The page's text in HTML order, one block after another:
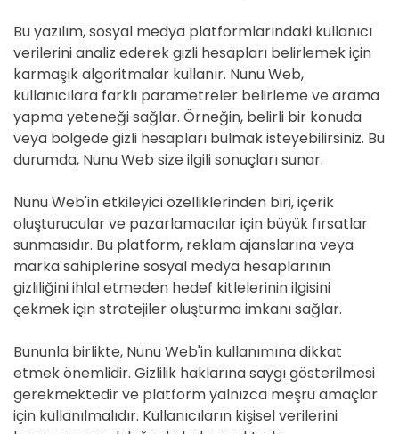
Bu yazılım, sosyal medya platformlarındaki kullanıcı
verilerini analiz ederek gizli hesapları belirlemek için
karmaşık algoritmalar kullanır. Nunu Web,
kullanıcılara farklı parametreler belirleme ve arama
yapma yeteneği sağlar. Örneğin, belirli bir konuda
veya bölgede gizli hesapları bulmak isteyebilirsiniz. Bu
durumda, Nunu Web size ilgili sonuçları sunar.
Nunu Web'in etkileyici özelliklerinden biri, içerik
oluşturucular ve pazarlamacılar için büyük fırsatlar
sunmasıdır. Bu platform, reklam ajanslarına veya
marka sahiplerine sosyal medya hesaplarının
gizliliğini ihlal etmeden hedef kitlelerinin ilgisini
çekmek için stratejiler oluşturma imkanı sağlar.
Bununla birlikte, Nunu Web'in kullanımına dikkat
etmek önemlidir. Gizlilik haklarına saygı gösterilmesi
gerekmektedir ve platform yalnızca meşru amaçlar
için kullanılmalıdır. Kullanıcıların kişisel verilerini